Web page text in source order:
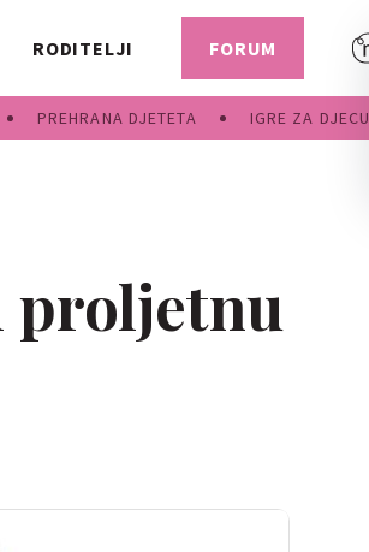
PREHRANA DJETETA IGRE ZA DJECU
RODITELJI FORUM
proljetnu